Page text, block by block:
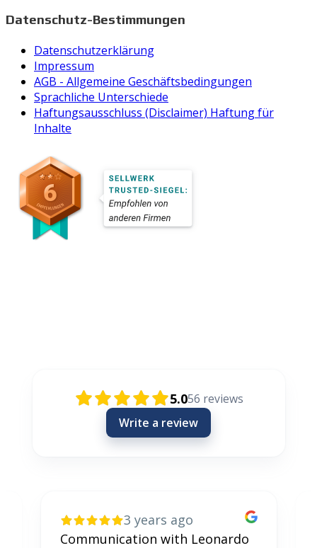
Datenschutz-Bestimmungen
Datenschutzerklärung
Impressum
AGB - Allgemeine Geschäftsbedingungen
Sprachliche Unterschiede
Haftungsausschluss (Disclaimer) Haftung für
Inhalte
5.056 reviews
Write a review
3 years ago
Communication with Leonardo